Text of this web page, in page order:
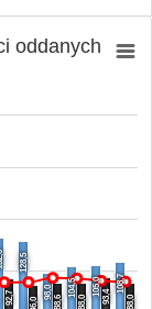
128,5
98,0 104,5 105,0 108,7
92,7 86,0 88,6 88,0 93,4 88,0
oddanych